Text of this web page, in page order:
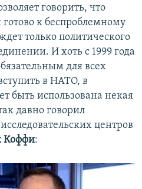
говорить, что
готово к беспроблемному
только политического
И хоть с 1999 года
для всех
в НАТО, в
быть использована некая
давно говорил
центров
Коффи: